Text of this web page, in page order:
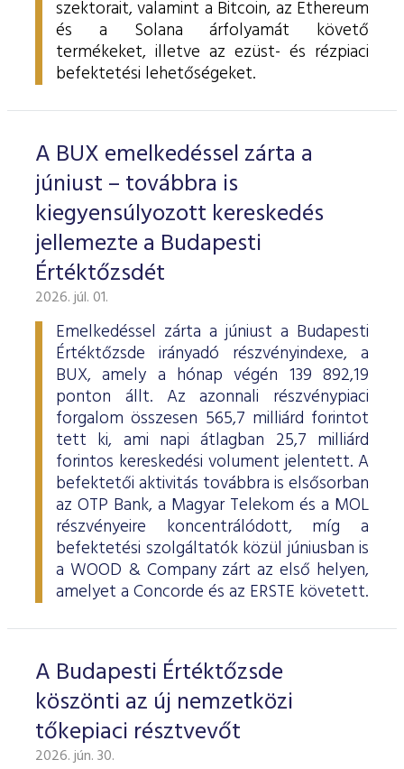
szektorait, valamint a Bitcoin, az Ethereum
és a Solana árfolyamát követő
termékeket, illetve az ezüst- és rézpiaci
befektetési lehetőségeket.
A BUX emelkedéssel zárta a
júniust – továbbra is
kiegyensúlyozott kereskedés
jellemezte a Budapesti
Értéktőzsdét
2026. júl. 01.
Emelkedéssel zárta a júniust a Budapesti
Értéktőzsde irányadó részvényindexe, a
BUX, amely a hónap végén 139 892,19
ponton állt. Az azonnali részvénypiaci
forgalom összesen 565,7 milliárd forintot
tett ki, ami napi átlagban 25,7 milliárd
forintos kereskedési volument jelentett. A
befektetői aktivitás továbbra is elsősorban
az OTP Bank, a Magyar Telekom és a MOL
részvényeire koncentrálódott, míg a
befektetési szolgáltatók közül júniusban is
a WOOD & Company zárt az első helyen,
amelyet a Concorde és az ERSTE követett.
A Budapesti Értéktőzsde
köszönti az új nemzetközi
tőkepiaci résztvevőt
2026. jún. 30.